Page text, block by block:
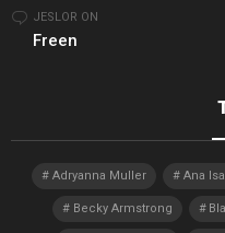
JESLOR ON
Freen
Adryanna Muller Ana
Becky Armstrong